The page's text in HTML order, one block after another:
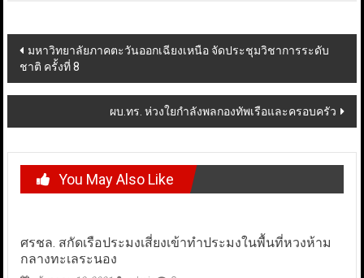
Post
navigation
มหาวิทยาลัยภาคตะวันออกเฉียงเหนือ จัดประชุมวิชาการระดับ
ชาติ ครั้งที่ 8
ผบ.ทร. ห่วงใยกำลังพลกองทัพเรือและครอบครัว
You May Also Like
ศรชล. สกัดเรือประมงเสี่ยงเข้าทำประมงในพื้นที่หวงห้าม
กลางทะเลระนอง